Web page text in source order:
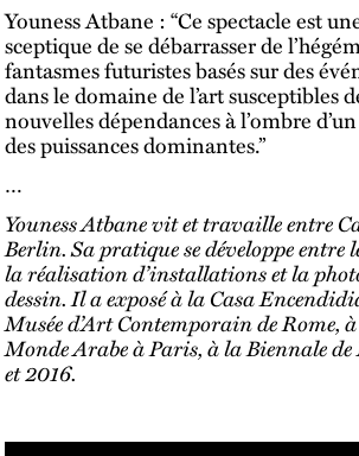
Youness Atbane : “Ce spectacle est
sceptique de se débarrasser de
fantasmes futuristes basés sur des
dans le domaine de l’art susceptibles
nouvelles dépendances à l’ombre
des puissances dominantes.”
…
Youness Atbane vit et travaille entre
Berlin. Sa pratique se développe entre
la réalisation d’installations et la
dessin. Il a exposé à la Casa
Musée d’Art Contemporain de Rome,
Monde Arabe à Paris, à la Biennale
et 2016.